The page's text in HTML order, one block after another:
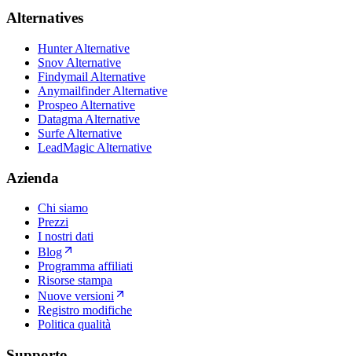
Alternatives
Hunter Alternative
Snov Alternative
Findymail Alternative
Anymailfinder Alternative
Prospeo Alternative
Datagma Alternative
Surfe Alternative
LeadMagic Alternative
Azienda
Chi siamo
Prezzi
I nostri dati
Blog
Programma affiliati
Risorse stampa
Nuove versioni
Registro modifiche
Politica qualità